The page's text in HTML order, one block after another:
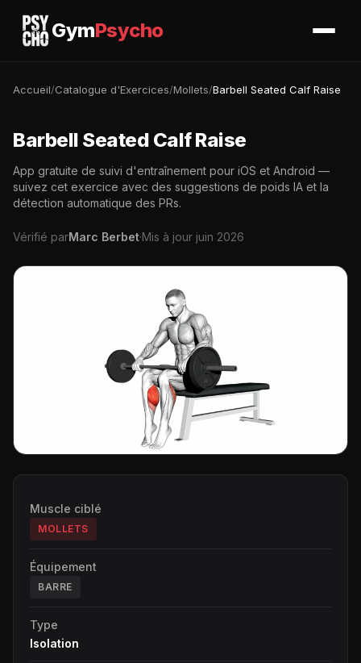
GymPsycho
Accueil/Catalogue d'Exercices/Mollets/Barbell Seated Calf Raise
Barbell Seated Calf Raise
App gratuite de suivi d'entraînement pour iOS et Android —
suivez cet exercice avec des suggestions de poids IA et la
détection automatique des PRs.
Vérifié parMarc Berbet·Mis à jour juin 2026
Muscle ciblé
MOLLETS
Équipement
BARRE
Type
Isolation